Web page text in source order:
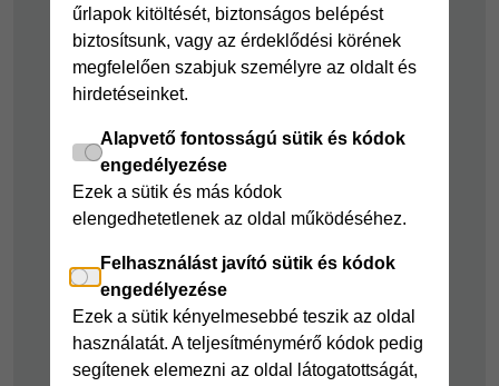
űrlapok kitöltését, biztonságos belépést
biztosítsunk, vagy az érdeklődési körének
megfelelően szabjuk személyre az oldalt és
hirdetéseinket.
Alapvető fontosságú sütik és kódok
engedélyezése
Ezek a sütik és más kódok
elengedhetetlenek az oldal működéséhez.
Felhasználást javító sütik és kódok
engedélyezése
Ezek a sütik kényelmesebbé teszik az oldal
használatát. A teljesítménymérő kódok pedig
segítenek elemezni az oldal látogatottságát,
Joker részletfizetés
Áruhitel Expressz
Mindig Kéznél
kölcsön
kölcsön
Cofidis Bank
Mindig Kéznél
kölcsön
Takarékszámla
Pénzügyi Navigátor
Cofidis Bank a
Zöldebb Környezetért